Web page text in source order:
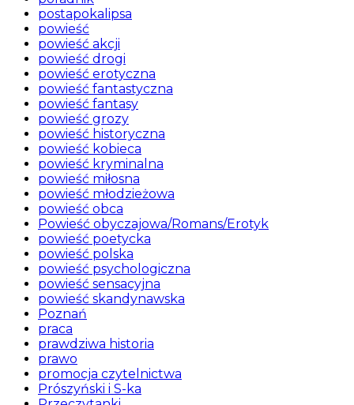
postapokalipsa
powieść
powieść akcji
powieść drogi
powieść erotyczna
powieść fantastyczna
powieść fantasy
powieść grozy
powieść historyczna
powieść kobieca
powieść kryminalna
powieść miłosna
powieść młodzieżowa
powieść obca
Powieść obyczajowa/Romans/Erotyk
powieść poetycka
powieść polska
powieść psychologiczna
powieść sensacyjna
powieść skandynawska
Poznań
praca
prawdziwa historia
prawo
promocja czytelnictwa
Prószyński i S-ka